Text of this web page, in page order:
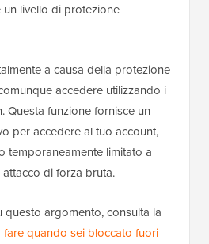
livello di protezione
a causa della protezione
accedere utilizzando i
Questa funzione fornisce un
per accedere al tuo account,
temporaneamente limitato a
di forza bruta.
questo argomento, consulta la
fare quando sei bloccato fuori